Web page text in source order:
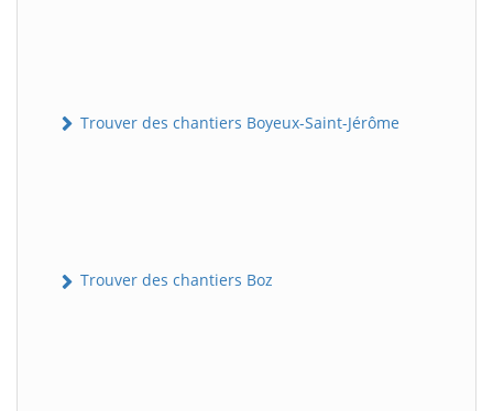
Trouver des chantiers Boyeux-Saint-Jérôme
Trouver des chantiers Boz